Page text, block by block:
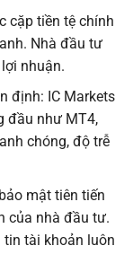
cặp tiền tệ chính
Nhà đầu tư
nhuận.
định: IC Markets
đầu như MT4,
chóng, độ trễ
mật tiên tiến
của nhà đầu tư.
tài khoản luôn